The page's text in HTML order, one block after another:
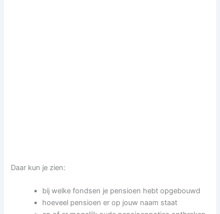
Daar kun je zien:
bij welke fondsen je pensioen hebt opgebouwd
hoeveel pensioen er op jouw naam staat